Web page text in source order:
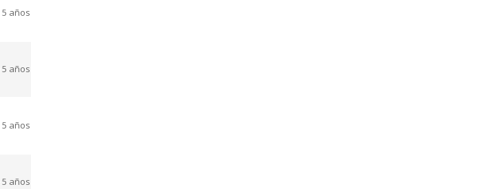
años
años
años
años